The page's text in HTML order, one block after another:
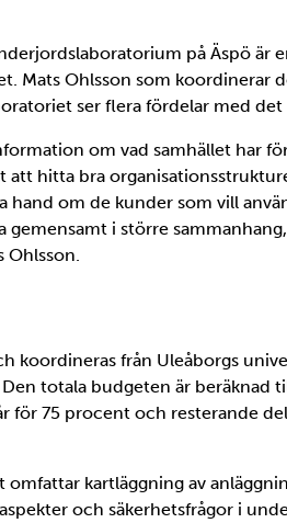
på Äspö är
Mats Ohlsson som koordinerar
ser flera fördelar med det
om vad samhället har
att hitta bra
hand om de kunder som vill
i större
Ohlsson.
koordineras från Uleåborgs
totala budgeten är beräknad
för 75 procent och resterande
kartläggning av
och säkerhetsfrågor i